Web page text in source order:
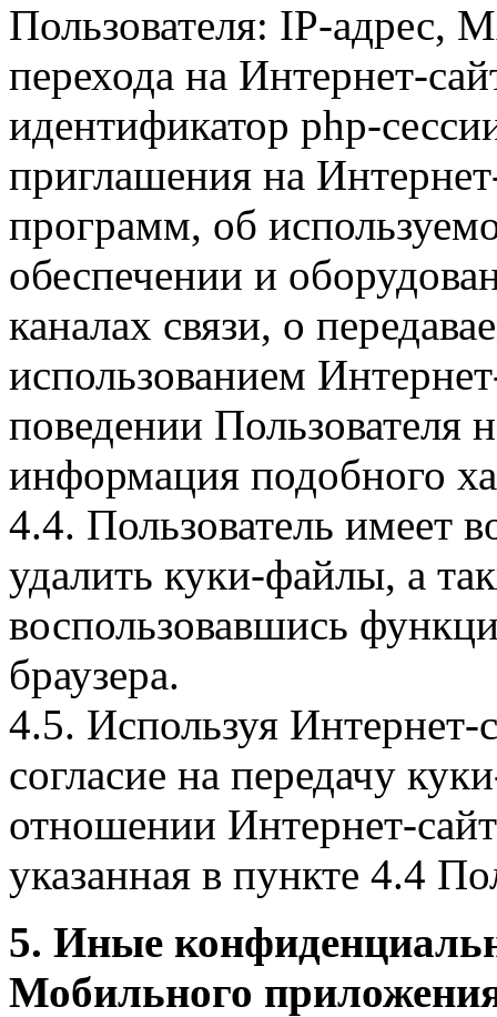
Пользователя: IP-адрес,
перехода на Интернет-
идентификатор php-
приглашения на
программ, об
обеспечении и
каналах связи, о
использованием
поведении Пользователя
информация подобного
4.4. Пользователь имеет
удалить куки-файлы, а
воспользовавшись
браузера.
4.5. Используя Интернет-
согласие на передачу
отношении Интернет-
указанная в пункте 4.4
5. Иные
Мобильного